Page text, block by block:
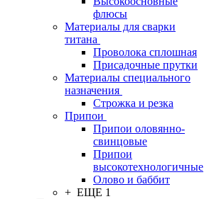
флюсы
Материалы для сварки
титана
Проволока сплошная
Присадочные прутки
Материалы специального
назначения
Строжка и резка
Припои
Припои оловянно-
свинцовые
Припои
высокотехнологичные
Олово и баббит
+ ЕЩЕ 1